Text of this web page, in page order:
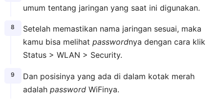
umum tentang jaringan yang saat ini digunakan.
Setelah memastikan nama jaringan sesuai, maka
kamu bisa melihat passwordnya dengan cara klik
Status > WLAN > Security.
Dan posisinya yang ada di dalam kotak merah
adalah passwordWiFinya.